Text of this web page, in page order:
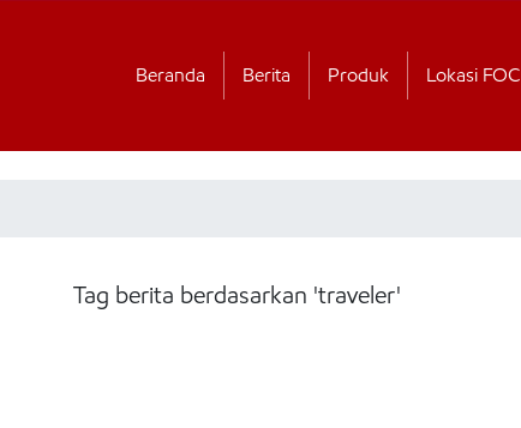
Beranda Berita Produk Lokasi FOC
Tag berita berdasarkan 'traveler'